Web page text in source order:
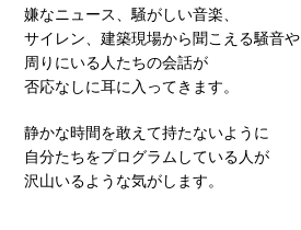
嫌なニュース、騒がしい音楽、
サイレン、建築現場から聞こえる騒音や
周りにいる人たちの会話が
否応なしに耳に入ってきます。
静かな時間を敢えて持たないように
自分たちをプログラムしている人が
沢山いるような気がします。